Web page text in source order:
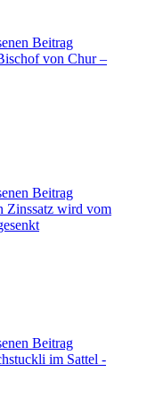
von Chur –
Zinssatz wird vom
im Sattel -